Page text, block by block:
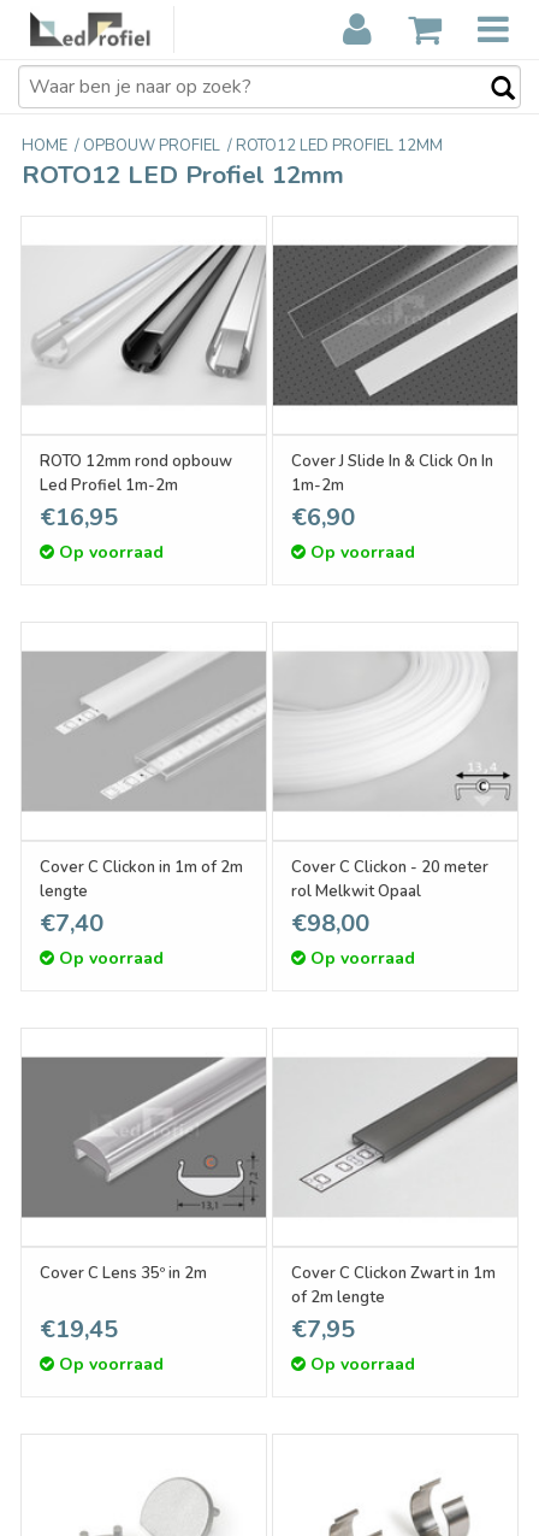
HOME / OPBOUW PROFIEL / ROTO12 LED PROFIEL 12MM
ROTO12 LED Profiel 12mm
ROTO 12mm rond opbouw
Led Profiel 1m-2m
€16,95
Op voorraad
Cover J Slide In & Click On In
1m-2m
€6,90
Op voorraad
Cover C Clickon in 1m of 2m
lengte
€7,40
Op voorraad
Cover C Clickon - 20 meter
rol Melkwit Opaal
€98,00
Op voorraad
Cover C Lens 35º in 2m
€19,45
Op voorraad
Cover C Clickon Zwart in 1m
of 2m lengte
€7,95
Op voorraad